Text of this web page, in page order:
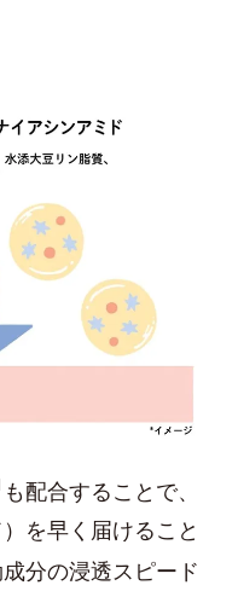
も配合することで、
を早く届けること
分の浸透スピード